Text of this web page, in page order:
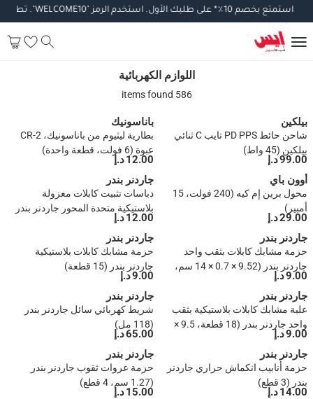
استمتع بخصم10 ٪*على طلبك الأول.استخدم الرمز"WELCOME10". تطبق
اللوازم الكهربائيةاللوازم الكهربائية
586 items found
بيلكين
شاحن حائط PD PPS تايب C ثنائي
بيلكين (45 واط)
99.00 د.إ
باناسونيك
بطارية ليثيوم من باناسونيك، CR-2
عبوة (6 فولت، قطعة واحدة)
12.00 د.إ
أوون باي
محول برين إم كيه (240 فولت، 15
أمبير)
29.00 د.إ
جاردنر بندر
دباسات تثبيت كابلات معزولة
بلاستيكية متحدة المحور جاردنر بندر
(25 قطعة، 0.6 سم)12.00 د.إ
جاردنر بندر
حزمة مشابك كابلات بثقب واحد
جاردنر بندر (9.52 × 0.7 × 14 سم،
12 قطعة)
9.00 د.إ
جاردنر بندر
حزمة مشابك كابلات بلاستيكية
جاردنر بندر (15 قطعة)
9.00 د.إ
جاردنر بندر
علبة مشابك كابلات بلاستيكية بثقب
واحد جاردنر بندر (18 قطعة، 9.5 ×
0.6 × 13.97 سم)
9.00 د.إ
جاردنر بندر
شريط كهربائي سائل جاردنر بندر
(118 مل)
65.00 د.إ
جاردنر بندر
حزمة أنابيب انكماش حراري جاردنر
بندر (3 قطع)
14.00 د.إ
جاردنر بندر
حزمة عروات ثقوب جاردنر بندر
(1.27 سم، 4 قطع)
15.00 د.إ